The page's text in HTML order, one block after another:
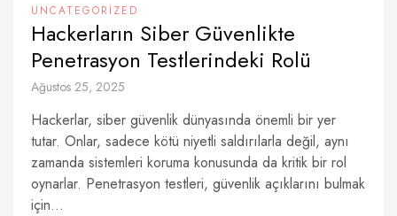
UNCATEGORIZED
Hackerların Siber Güvenlikte
Penetrasyon Testlerindeki Rolü
Ağustos 25, 2025
Hackerlar, siber güvenlik dünyasında önemli bir yer
tutar. Onlar, sadece kötü niyetli saldırılarla değil, aynı
zamanda sistemleri koruma konusunda da kritik bir rol
oynarlar. Penetrasyon testleri, güvenlik açıklarını bulmak
için...